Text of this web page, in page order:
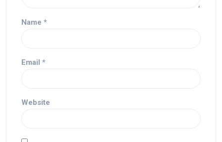
Name *
Email *
Website